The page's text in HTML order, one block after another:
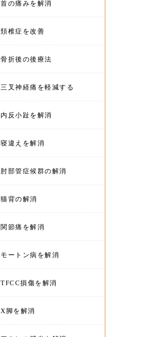
首の痛みを解消
頚椎症を改善
骨折後の後療法
三叉神経痛を軽減する
内反小趾を解消
寝違えを解消
肘部管症候群の解消
猫背の解消
関節痛を解消
モートン病を解消
TFCC損傷を解消
X脚を解消